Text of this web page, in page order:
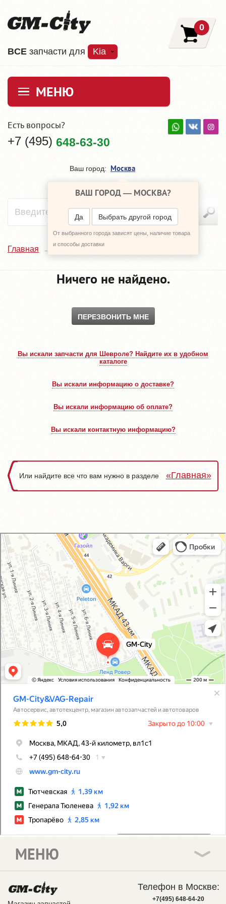
ВCE запчасти для Kia
0
МЕНЮ
Есть вопросы?
+7 (495) 648-63-30
Ваш город: Москва
ВАШ ГОРОД — МОСКВА?
Да Выбрать другой город
От выбранного города зависят цены, наличие товара
и способы доставки
Главная Каталог
Ничего не найдено.
ПЕРЕЗВОНИТЬ МНЕ
Вы искали запчасти для Шевроле? Найдите их в удобном
каталоге
Вы искали информацию о доставке?
Вы искали информацию об оплате?
Вы искали контактную информацию?
Или найдите все что вам нужно в разделе «Главная»
GM-City&VAG-Repair
Автосервис, автотехцентр в Москве
Магазин автозапчастей и автотоваров в Москве
МЕНЮ
Телефон в Москве:
+7(495) 648-64-20